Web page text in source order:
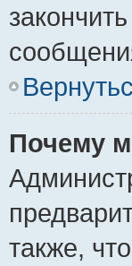
Почему
также,